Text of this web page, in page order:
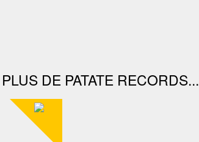
DE PATATE RECORDS...